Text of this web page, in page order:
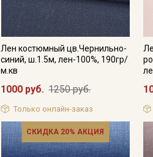
Лен костюмный цв.Чернильно-
синий, ш.1.5м, лен-100%, 190гр/
м.кв
1000 руб. 1250 руб.
Только онлайн-заказ
СКИДКА 20% АКЦИЯ
Электронная
данных
и
данных